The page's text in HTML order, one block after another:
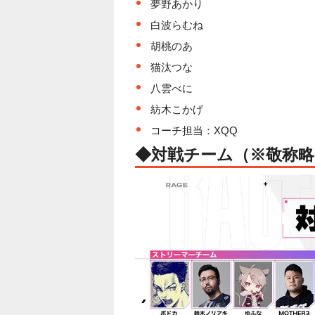
夢野あかり
白波らむね
胡桃のあ
猫汰つな
八雲べに
紡木こかげ
コーチ担当：XQQ
◆対戦チーム（※敬称